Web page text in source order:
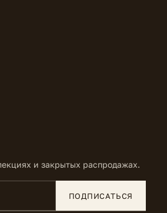
и закрытых распродажах.
ПОДПИСАТЬСЯ